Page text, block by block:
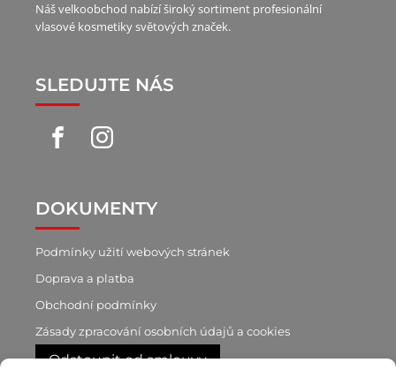
Náš velkoobchod nabízí široký sortiment profesionální
vlasové kosmetiky světových značek.
SLEDUJTE NÁS
DOKUMENTY
Podmínky užití webových stránek
Doprava a platba
Obchodní podmínky
Zásady zpracování osobních údajů a cookies
Odstoupit od smlouvy